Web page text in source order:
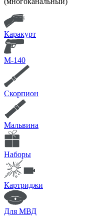
Каракурт
М-140
Скорпион
Мальвина
Наборы
Картриджи
Для МВД